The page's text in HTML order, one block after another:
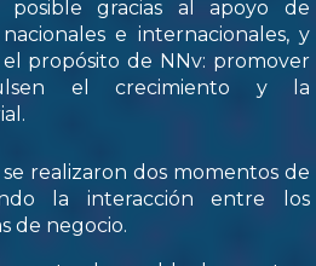
gracias al apoyo de
e internacionales, y
propósito de NNv: promover
el crecimiento y la
realizaron dos momentos de
la interacción entre los
de negocio.